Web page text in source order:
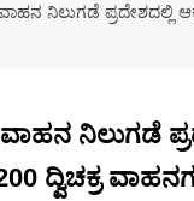
ವಾಹನ ನಿಲುಗಡೆ ಪ್ರದೇಶದಲ್ಲಿ
ವಾಹನ ನಿಲುಗಡೆ
ದ್ವಿಚಕ್ರ